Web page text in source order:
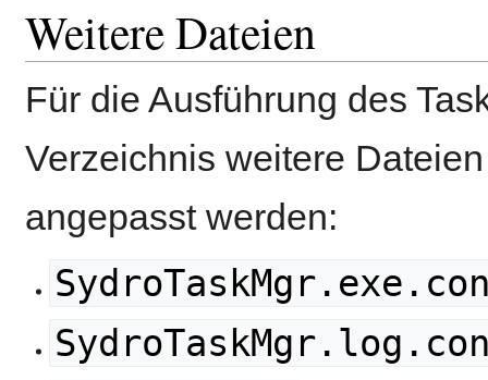
Weitere Dateien
Für die Ausführung des
Verzeichnis weitere
angepasst werden: